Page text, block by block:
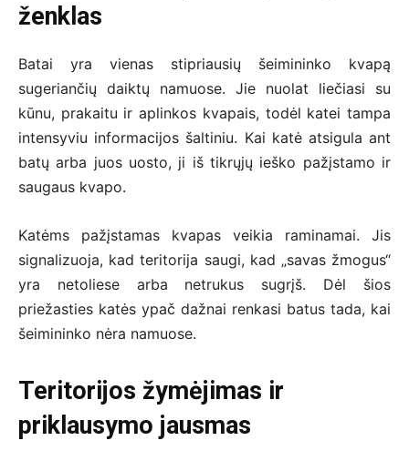
ženklas
Batai yra vienas stipriausių šeimininko kvapą
sugeriančių daiktų namuose. Jie nuolat liečiasi su
kūnu, prakaitu ir aplinkos kvapais, todėl katei tampa
intensyviu informacijos šaltiniu. Kai katė atsigula ant
batų arba juos uosto, ji iš tikrųjų ieško pažįstamo ir
saugaus kvapo.
Katėms pažįstamas kvapas veikia raminamai. Jis
signalizuoja, kad teritorija saugi, kad „savas žmogus“
yra netoliese arba netrukus sugrįš. Dėl šios
priežasties katės ypač dažnai renkasi batus tada, kai
šeimininko nėra namuose.
Teritorijos žymėjimas ir
priklausymo jausmas